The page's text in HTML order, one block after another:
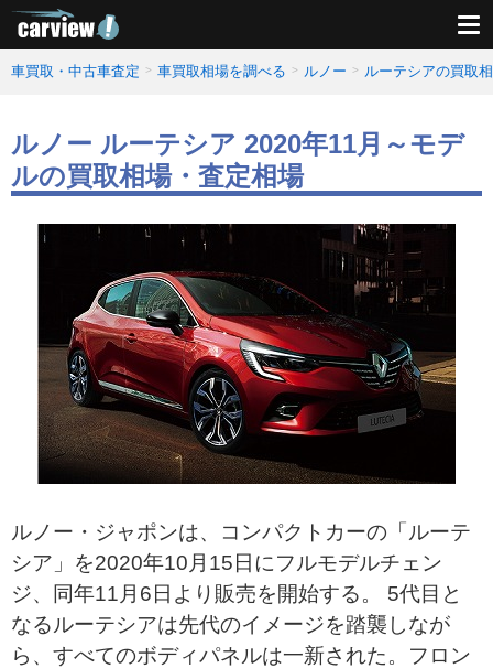
車買取・中古車査定 車買取相場を調べる ルノー ルーテシアの買取
ルノー ルーテシア 2020年11月～モデ
ルの買取相場・査定相場
ルノー・ジャポンは、コンパクトカーの「ルーテ
シア」を2020年10月15日にフルモデルチェン
ジ、同年11月6日より販売を開始する。 5代目と
なるルーテシアは先代のイメージを踏襲しなが
ら、すべてのボディパネルは一新された。フロン